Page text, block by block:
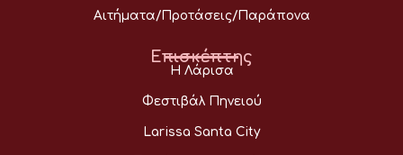
Αιτήματα/Προτάσεις/Παράπονα
Επισκέπτης
Η Λάρισα
Φεστιβάλ Πηνειού
Larissa Santa City